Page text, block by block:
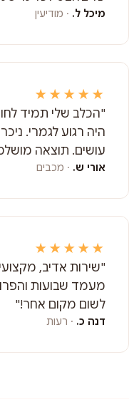
מיכל ל. · מודיעין
★★★★★
"הכלב שלי תמיד
היה רגוע לגמרי.
עושים. תוצאה
אורי ש. · מכבים
★★★★★
"שירות אדיב,
מעמד שבועות
לשום מקום אחר!"
דנה כ. · רעות